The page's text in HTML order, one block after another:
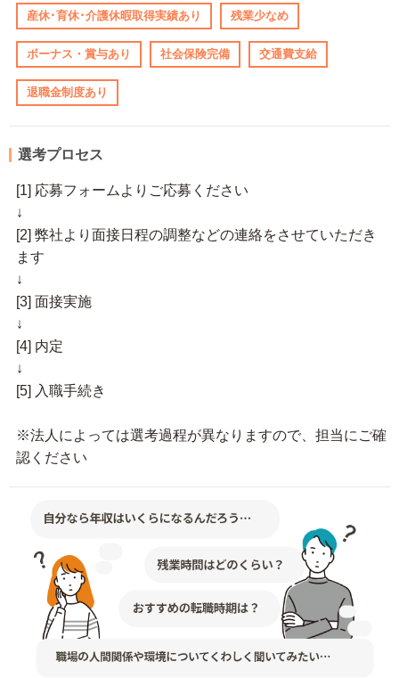
産休･育休･介護休暇取得実績あり 残業少なめ
ボーナス・賞与あり 社会保険完備 交通費支給
退職金制度あり
選考プロセス
[1] 応募フォームよりご応募ください
↓
[2] 弊社より面接日程の調整などの連絡をさせていただき
ます
↓
[3] 面接実施
↓
[4] 内定
↓
[5] 入職手続き
※法人によっては選考過程が異なりますので、担当にご確
認ください